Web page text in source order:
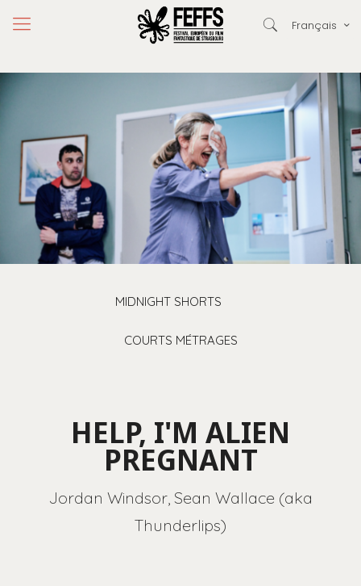
Français
MIDNIGHT SHORTS
COURTS MÉTRAGES
HELP, I'M ALIEN
PREGNANT
Jordan Windsor, Sean Wallace (aka
Thunderlips)